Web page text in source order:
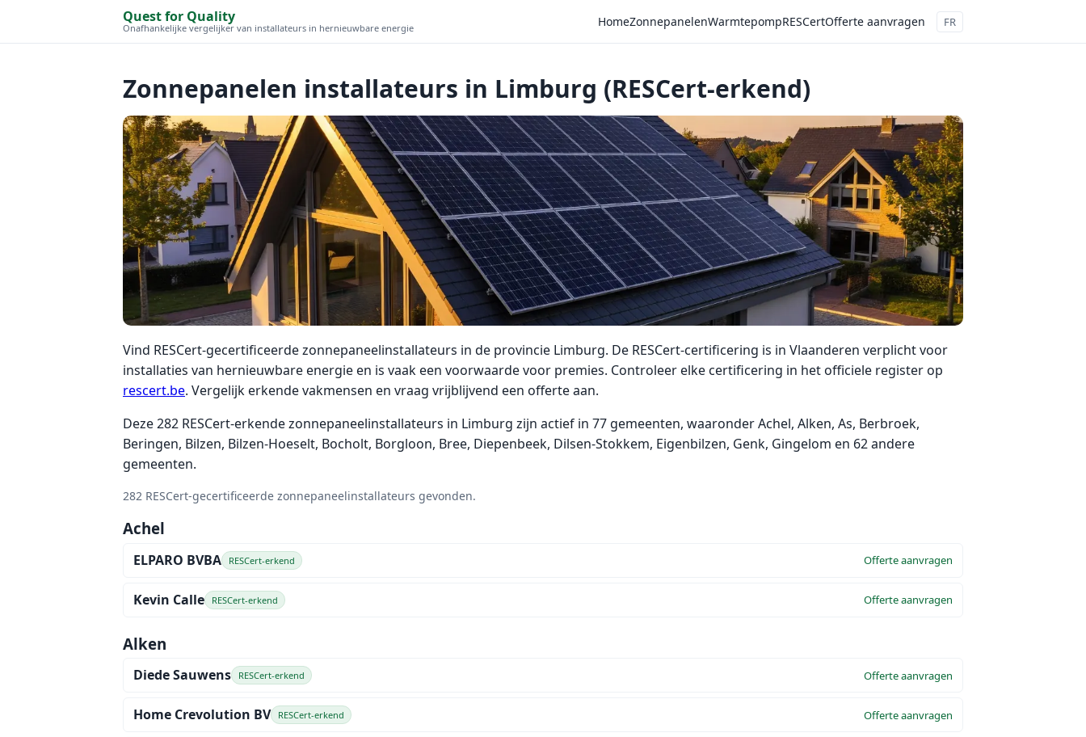
Quest for Quality
Onafhankelijke vergelijker van installateurs in hernieuwbare energie HomeZonnepanelenWarmtepompRESCertOfferte aanvragen FR
Zonnepanelen installateurs in Limburg (RESCert-erkend)
Vind RESCert-gecertificeerde zonnepaneelinstallateurs in de provincie Limburg. De RESCert-certificering is in Vlaanderen verplicht voor
installaties van hernieuwbare energie en is vaak een voorwaarde voor premies. Controleer elke certificering in het officiele register op
rescert.be. Vergelijk erkende vakmensen en vraag vrijblijvend een offerte aan.
Deze 282 RESCert-erkende zonnepaneelinstallateurs in Limburg zijn actief in 77 gemeenten, waaronder Achel, Alken, As, Berbroek,
Beringen, Bilzen, Bilzen-Hoeselt, Bocholt, Borgloon, Bree, Diepenbeek, Dilsen-Stokkem, Eigenbilzen, Genk, Gingelom en 62 andere
gemeenten.
282 RESCert-gecertificeerde zonnepaneelinstallateurs gevonden.
Achel
ELPARO BVBA RESCert-erkend Offerte aanvragen
Kevin Calle RESCert-erkend Offerte aanvragen
Alken
Diede Sauwens RESCert-erkend Offerte aanvragen
Home Crevolution BV RESCert-erkend Offerte aanvragen